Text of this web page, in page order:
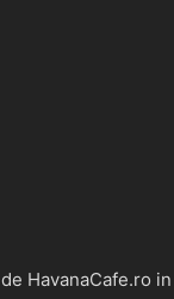
HavanaCafe.ro